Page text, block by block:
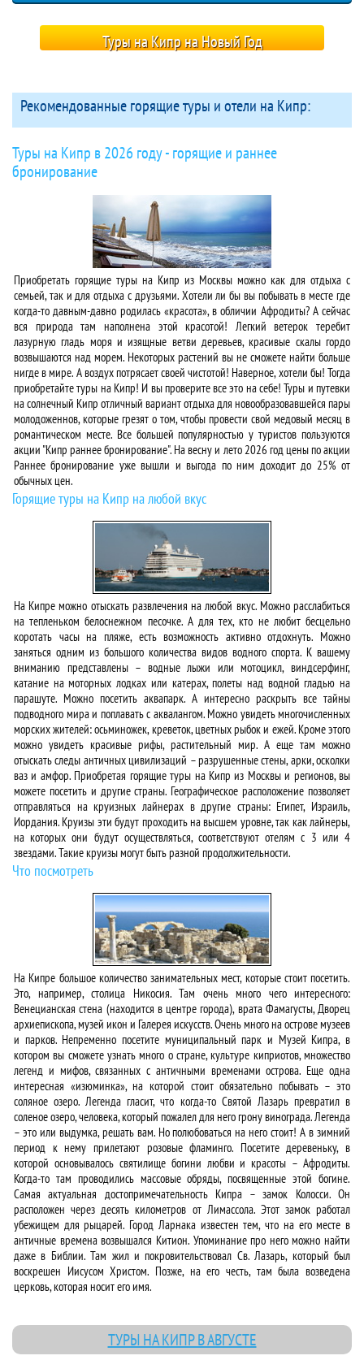
Туры на Кипр на Новый Год
Рекомендованные горящие туры и отели на Кипр:
Туры на Кипр в 2026 году - горящие и раннее
бронирование
Приобретать горящие туры на Кипр из Москвы можно как для отдыха с
семьей, так и для отдыха с друзьями. Хотели ли бы вы побывать в месте где
когда-то давным-давно родилась «красота», в обличии Афродиты? А сейчас
вся природа там наполнена этой красотой! Легкий ветерок теребит
лазурную гладь моря и изящные ветви деревьев, красивые скалы гордо
возвышаются над морем. Некоторых растений вы не сможете найти больше
нигде в мире. А воздух потрясает своей чистотой! Наверное, хотели бы! Тогда
приобретайте туры на Кипр! И вы проверите все это на себе! Туры и путевки
на солнечный Кипр отличный вариант отдыха для новообразовавшейся пары
молодоженнов, которые грезят о том, чтобы провести свой медовый месяц в
романтическом месте. Все большей популярностью у туристов пользуются
акции "Кипр раннее бронирование". На весну и лето 2026 год цены по акции
Раннее бронирование уже вышли и выгода по ним доходит до 25% от
обычных цен.
Горящие туры на Кипр на любой вкус
На Кипре можно отыскать развлечения на любой вкус. Можно расслабиться
на тепленьком белоснежном песочке. А для тех, кто не любит бесцельно
коротать часы на пляже, есть возможность активно отдохнуть. Можно
заняться одним из большого количества видов водного спорта. К вашему
вниманию представлены – водные лыжи или мотоцикл, виндсерфинг,
катание на моторных лодках или катерах, полеты над водной гладью на
парашуте. Можно посетить аквапарк. А интересно раскрыть все тайны
подводного мира и поплавать с аквалангом. Можно увидеть многочисленных
морских жителей: осьминожек, креветок, цветных рыбок и ежей. Кроме этого
можно увидеть красивые рифы, растительный мир. А еще там можно
отыскать следы античных цивилизаций – разрушенные стены, арки, осколки
ваз и амфор. Приобретая горящие туры на Кипр из Москвы и регионов, вы
можете посетить и другие страны. Географическое расположение позволяет
отправляться на круизных лайнерах в другие страны: Египет, Израиль,
Иордания. Круизы эти будут проходить на высшем уровне, так как лайнеры,
на которых они будут осуществляться, соответствуют отелям с 3 или 4
звездами. Такие круизы могут быть разной продолжительности.
Что посмотреть
На Кипре большое количество занимательных мест, которые стоит посетить.
Это, например, столица Никосия. Там очень много чего интересного:
Венецианская стена (находится в центре города), врата Фамагусты, Дворец
архиепископа, музей икон и Галерея искусств. Очень много на острове музеев
и парков. Непременно посетите муниципальный парк и Музей Кипра, в
котором вы сможете узнать много о стране, культуре киприотов, множество
легенд и мифов, связанных с античными временами острова. Еще одна
интересная «изюминка», на которой стоит обязательно побывать – это
соляное озеро. Легенда гласит, что когда-то Святой Лазарь превратил в
соленое озеро, человека, который пожалел для него грону винограда. Легенда
– это или выдумка, решать вам. Но полюбоваться на него стоит! А в зимний
период к нему прилетают розовые фламинго. Посетите деревеньку, в
которой основывалось святилище богини любви и красоты – Афродиты.
Когда-то там проводились массовые обряды, посвященные этой богине.
Самая актуальная достопримечательность Кипра – замок Колосси. Он
расположен через десять километров от Лимассола. Этот замок работал
убежищем для рыцарей. Город Ларнака известен тем, что на его месте в
античные времена возвышался Китион. Упоминание про него можно найти
даже в Библии. Там жил и покровительствовал Св. Лазарь, который был
воскрешен Иисусом Христом. Позже, на его честь, там была возведена
церковь, которая носит его имя.
ТУРЫ НА КИПР В АВГУСТЕ